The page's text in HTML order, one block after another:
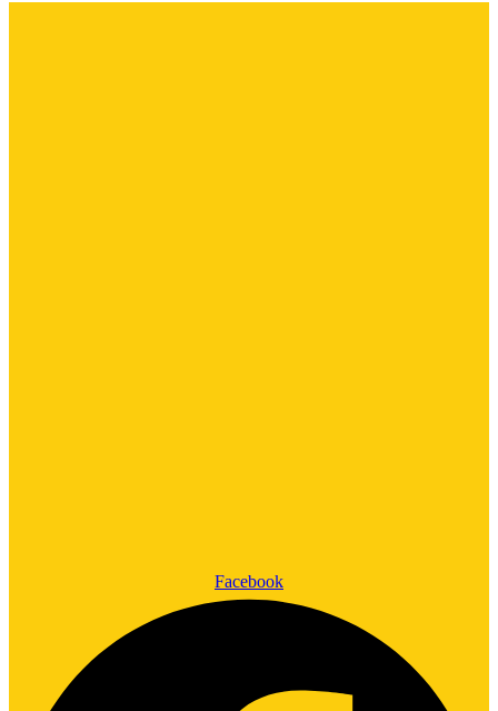
Facebook